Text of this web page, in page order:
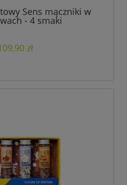
Sens mączniki w
- 4 smaki
zł